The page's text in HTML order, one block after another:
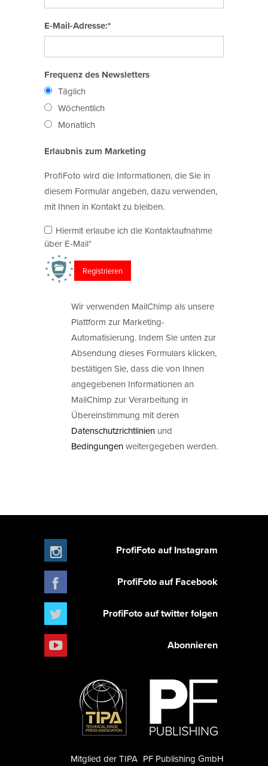
E-Mail-Adresse:*
Frequenz des Newsletters
Täglich
Wöchentlich
Monatlich
Erlaubnis zum Marketing
ProfiFoto wird die Informationen, die Sie in
diesem Formular angeben, dazu verwenden,
mit Ihnen in Kontakt zu bleiben.
Hiermit erlaube ich die Kontaktaufnahme
über E-Mail*
Wir verwenden MailChimp als unsere
Plattform zur Marketing-
Automatisierung. Indem Sie unten zur
Absendung dieses Formulars klicken,
bestätigen Sie, dass die von Ihnen
angegebenen Informationen an
MailChimp zur Verarbeitung in
Übereinstimmung mit deren
Datenschutzrichtlinien und
Bedingungenweitergegeben werden.
ProfiFoto auf Instagram
ProfiFoto auf Facebook
ProfiFoto auf twitter folgen
Abonnieren
PF Publishing GmbH
Mitglied der TIPA